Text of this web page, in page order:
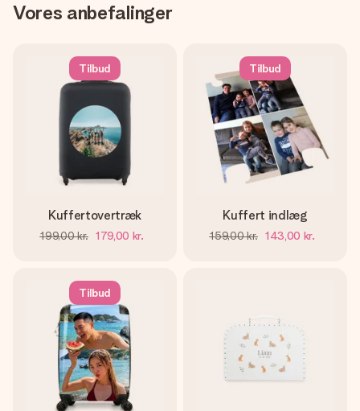
Vores anbefalinger
Tilbud
Kuffertovertræk
199,00 kr. 179,00 kr.
Tilbud
Kuffert indlæg
159,00 kr. 143,00 kr.
Tilbud